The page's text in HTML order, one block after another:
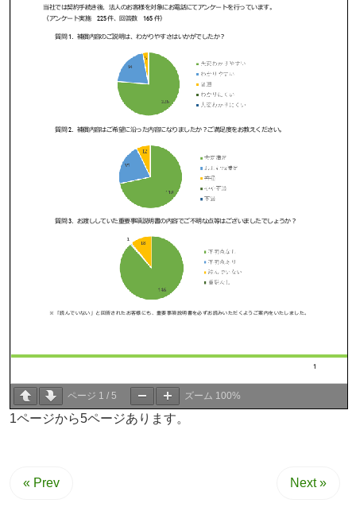
ページ 1 / 5 ズーム 100%
1ページから5ページあります。
« Prev Next »